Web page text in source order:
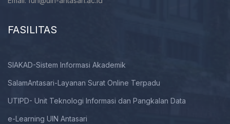
FASILITAS
SIAKAD-Sistem Informasi Akademik
SalamAntasari-Layanan Surat Online Terpadu
UTIPD- Unit Teknologi Informasi dan Pangkalan Data
e-Learning UIN Antasari